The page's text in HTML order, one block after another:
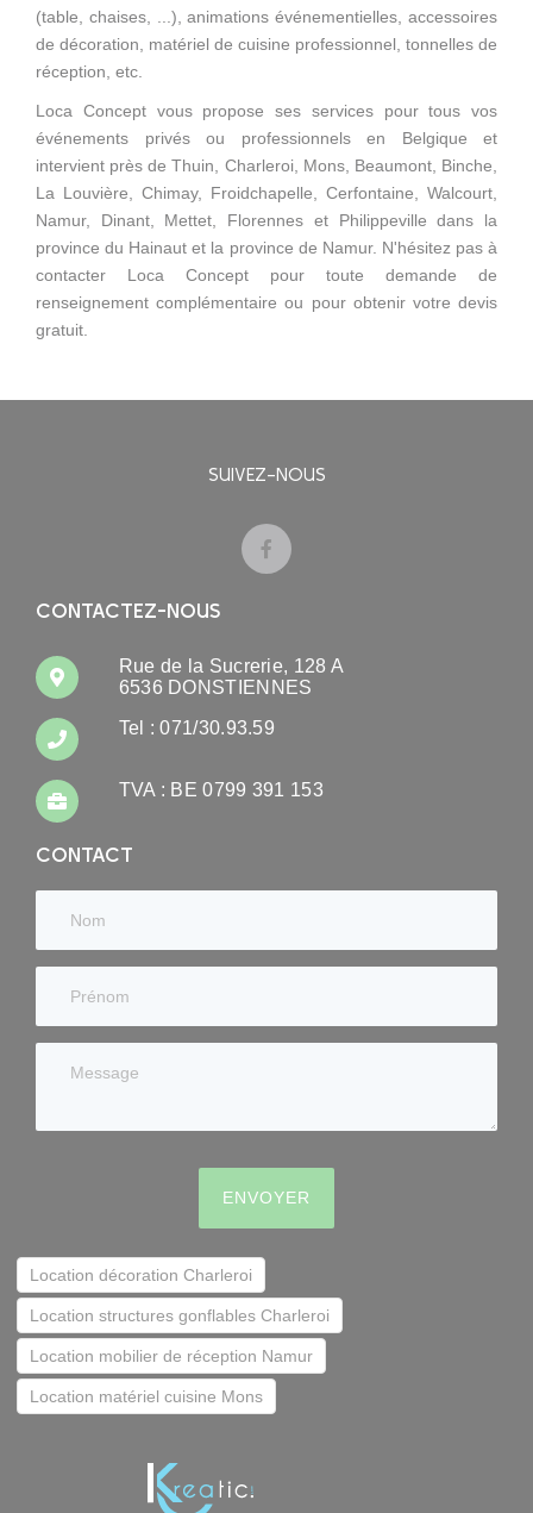
(table, chaises, ...), animations événementielles, accessoires
de décoration, matériel de cuisine professionnel, tonnelles de
réception, etc.
Loca Concept vous propose ses services pour tous vos
événements privés ou professionnels en Belgique et
intervient près de Thuin, Charleroi, Mons, Beaumont, Binche,
La Louvière, Chimay, Froidchapelle, Cerfontaine, Walcourt,
Namur, Dinant, Mettet, Florennes et Philippeville dans la
province du Hainaut et la province de Namur. N'hésitez pas à
contacter Loca Concept pour toute demande de
renseignement complémentaire ou pour obtenir votre devis
gratuit.
SUIVEZ-NOUS
CONTACTEZ-NOUS
Rue de la Sucrerie, 128 A
6536 DONSTIENNES
Tel : 071/30.93.59
TVA : BE 0799 391 153
CONTACT
ENVOYER
Location décoration Charleroi
Location structures gonflables Charleroi
Location mobilier de réception Namur
Location matériel cuisine Mons